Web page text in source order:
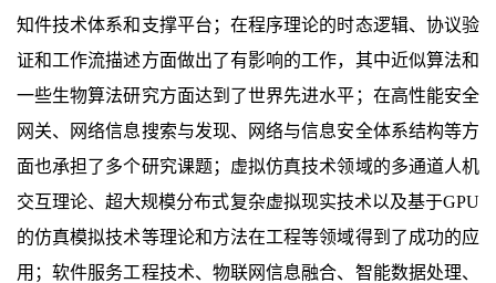
知件技术体系和支撑平台；在程序理论的时态逻辑、协议验
证和工作流描述方面做出了有影响的工作，其中近似算法和
一些生物算法研究方面达到了世界先进水平；在高性能安全
网关、网络信息搜索与发现、网络与信息安全体系结构等方
面也承担了多个研究课题；虚拟仿真技术领域的多通道人机
交互理论、超大规模分布式复杂虚拟现实技术以及基于GPU
的仿真模拟技术等理论和方法在工程等领域得到了成功的应
用；软件服务工程技术、物联网信息融合、智能数据处理、